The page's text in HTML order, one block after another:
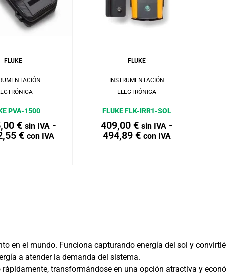
FLUKE
PVA-1500
€ sin IVA-
€ con IVA
FLUKE
INSTRUMENTACIÓN
ELECTRÓNICA
FLUKE FLK-IRR1-SOL
409,00€ sin IVA -
494,89€ con IVA
en el mundo. Funciona capturando energía del sol y
a atender la demanda del sistema.
transformándose en una opción atractiva y